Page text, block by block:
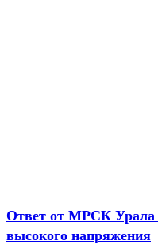
Ответ от МРСК Урала
высокого напряжения